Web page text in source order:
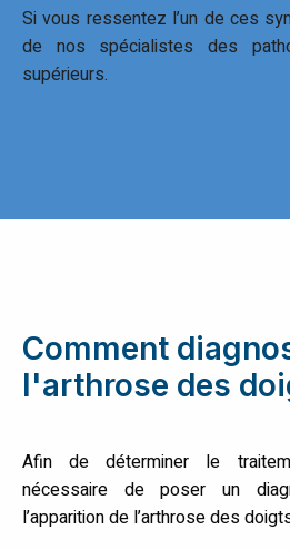
Si vous ressentez l’un de ces
de nos spécialistes des
supérieurs.
Comment
l'arthrose des
Afin de déterminer le
nécessaire de poser un
l’apparition de l’arthrose des